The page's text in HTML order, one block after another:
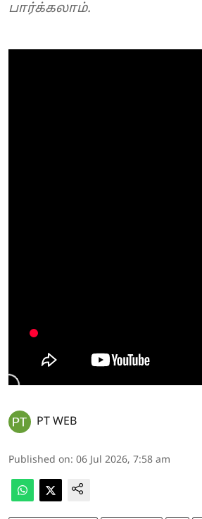
பார்க்கலாம்.
PT WEB
Published on: 06 Jul 2026, 7:58 am